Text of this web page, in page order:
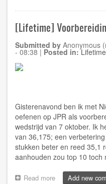
logo
voor
de
[Lifetime]
Submitted by Anonymous
- 08:38 | Posted in:Lifetime
Gisterenavond ben ik met
oefenen op JPR als
wedstrijd van 7 oktober. Ik
van 36,175; een
stukken beter en reed 35,1
aanhouden zou top 10 toch
Read more aboutAdd new